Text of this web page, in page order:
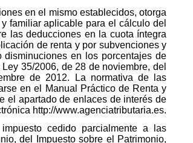
en el mismo establecidos, otorga
familiar aplicable para el cálculo del
las deducciones en la cuota íntegra
de renta y por subvenciones y
en los porcentajes de
35/2006, de 28 de noviembre, del
de 2012. La normativa de las
en el Manual Práctico de Renta y
el apartado de enlaces de interés de
http://www.agenciatributaria.es.
cedido parcialmente a las
del Impuesto sobre el Patrimonio,